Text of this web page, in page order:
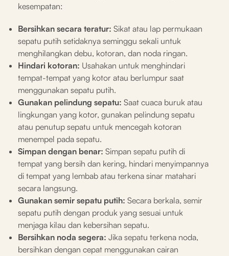
kesempatan:
Bersihkan secara teratur: Sikat atau lap permukaan
sepatu putih setidaknya seminggu sekali untuk
menghilangkan debu, kotoran, dan noda ringan.
Hindari kotoran: Usahakan untuk menghindari
tempat-tempat yang kotor atau berlumpur saat
menggunakan sepatu putih.
Gunakan pelindung sepatu: Saat cuaca buruk atau
lingkungan yang kotor, gunakan pelindung sepatu
atau penutup sepatu untuk mencegah kotoran
menempel pada sepatu.
Simpan dengan benar: Simpan sepatu putih di
tempat yang bersih dan kering, hindari menyimpannya
di tempat yang lembab atau terkena sinar matahari
secara langsung.
Gunakan semir sepatu putih: Secara berkala, semir
sepatu putih dengan produk yang sesuai untuk
menjaga kilau dan kebersihan sepatu.
Bersihkan noda segera: Jika sepatu terkena noda,
bersihkan dengan cepat menggunakan cairan